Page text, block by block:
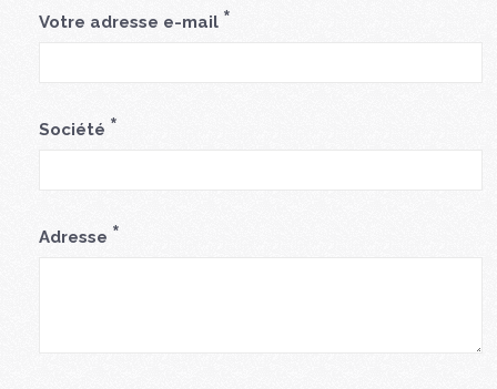
Votre adresse e-mail *
Société *
Adresse *